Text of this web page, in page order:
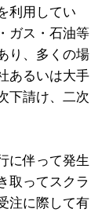
利用してい
ガス・石油等
り、多くの場
あるいは大手
下請け、二次
に伴って発生
取ってスクラ
注に際して有